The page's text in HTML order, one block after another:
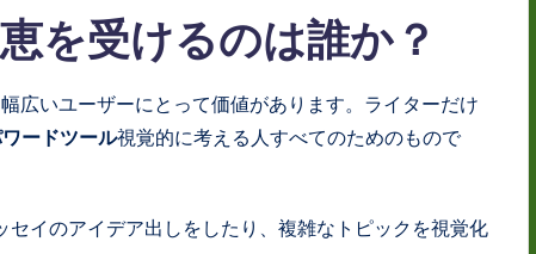
を受けるのは誰か？
広いユーザーにとって価値があります。ライターだけ
ードツール視覚的に考える人すべてのためのもので
セイのアイデア出しをしたり、複雑なトピックを視覚化